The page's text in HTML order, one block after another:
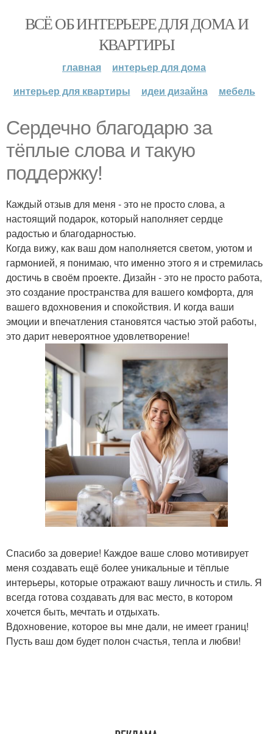
ВСЁ ОБ ИНТЕРЬЕРЕ ДЛЯ ДОМА И
КВАРТИРЫ
главная
интерьер для дома
интерьер для квартиры
идеи дизайна мебель
Сердечно благодарю за
тёплые слова и такую
поддержку!
Каждый отзыв для меня - это не просто слова, а
настоящий подарок, который наполняет сердце
радостью и благодарностью.
Когда вижу, как ваш дом наполняется светом, уютом и
гармонией, я понимаю, что именно этого я и стремилась
достичь в своём проекте. Дизайн - это не просто работа,
это создание пространства для вашего комфорта, для
вашего вдохновения и спокойствия. И когда ваши
эмоции и впечатления становятся частью этой работы,
это дарит невероятное удовлетворение!
Спасибо за доверие! Каждое ваше слово мотивирует
меня создавать ещё более уникальные и тёплые
интерьеры, которые отражают вашу личность и стиль. Я
всегда готова создавать для вас место, в котором
хочется быть, мечтать и отдыхать.
Вдохновение, которое вы мне дали, не имеет границ!
Пусть ваш дом будет полон счастья, тепла и любви!